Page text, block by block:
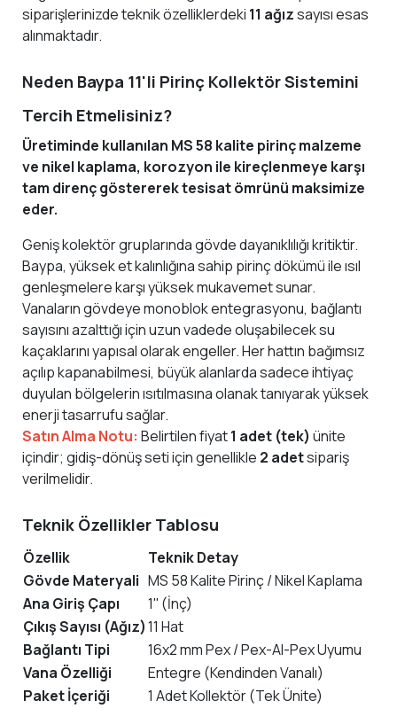
siparişlerinizde teknik özelliklerdeki 11 ağızsayısı esas
alınmaktadır.
Neden Baypa 11'li Pirinç Kollektör Sistemini
Tercih Etmelisiniz?
Üretiminde kullanılan MS 58 kalite pirinç malzeme
ve nikel kaplama, korozyon ile kireçlenmeye karşı
tam direnç göstererek tesisat ömrünü maksimize
eder.
Geniş kolektör gruplarında gövde dayanıklılığı kritiktir.
Baypa, yüksek et kalınlığına sahip pirinç dökümü ile ısıl
genleşmelere karşı yüksek mukavemet sunar.
Vanaların gövdeye monoblok entegrasyonu, bağlantı
sayısını azalttığı için uzun vadede oluşabilecek su
kaçaklarını yapısal olarak engeller. Her hattın bağımsız
açılıp kapanabilmesi, büyük alanlarda sadece ihtiyaç
duyulan bölgelerin ısıtılmasına olanak tanıyarak yüksek
enerji tasarrufu sağlar.
Satın Alma Notu: Belirtilen fiyat1 adet (tek) ünite
içindir; gidiş-dönüş seti için genellikle 2 adetsipariş
verilmelidir.
Teknik Özellikler Tablosu
Özellik
Teknik Detay
Gövde Materyali MS 58 Kalite Pirinç / Nikel Kaplama
Ana Giriş Çapı
1'' (İnç)
Çıkış Sayısı (Ağız)11 Hat
Bağlantı Tipi
16x2 mm Pex / Pex-Al-Pex Uyumu
Vana Özelliği
Entegre (Kendinden Vanalı)
Paket İçeriği
1 Adet Kollektör (Tek Ünite)